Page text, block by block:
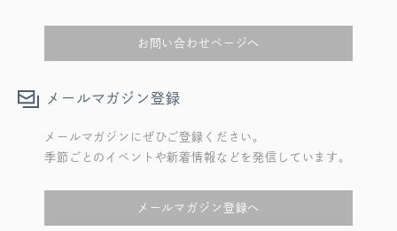
お問い合わせページへ
メールマガジン登録
メールマガジンにぜひご登録ください。
季節ごとのイベントや新着情報などを発信しています。
メールマガジン登録へ